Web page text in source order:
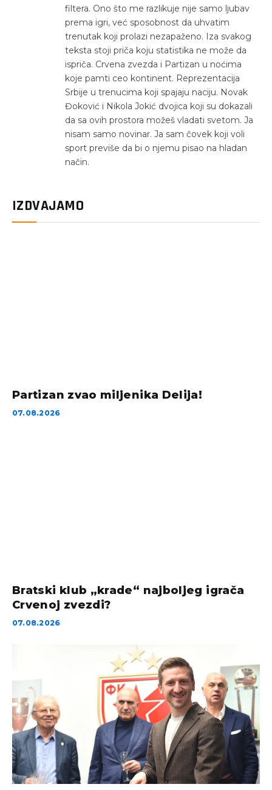
filtera. Ono što me razlikuje nije samo ljubav
prema igri, već sposobnost da uhvatim
trenutak koji prolazi nezapaženo. Iza svakog
teksta stoji priča koju statistika ne može da
ispriča. Crvena zvezda i Partizan u noćima
koje pamti ceo kontinent. Reprezentacija
Srbije u trenucima koji spajaju naciju. Novak
Đoković i Nikola Jokić dvojica koji su dokazali
da sa ovih prostora možeš vladati svetom. Ja
nisam samo novinar. Ja sam čovek koji voli
sport previše da bi o njemu pisao na hladan
način.
IZDVAJAMO
Partizan zvao miljenika Delija!
07.08.2026
Bratski klub „krade“ najboljeg igrača
Crvenoj zvezdi?
07.08.2026